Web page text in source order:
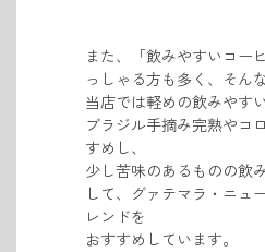
また、「飲みやすいコー
っしゃる方も多く、 そん
当店では軽めの飲みやす
ブラジル手摘み完熟やコ
すめし、
少し苦味のあるものの飲
して、グァテマラ・ニュ
レンドを
おすすめしています。